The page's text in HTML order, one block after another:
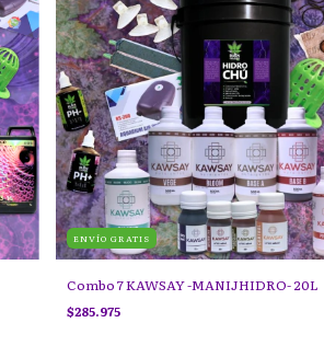
ENVÍO GRATIS
Combo 7 KAWSAY -MANIJHIDRO- 20L
$285.975